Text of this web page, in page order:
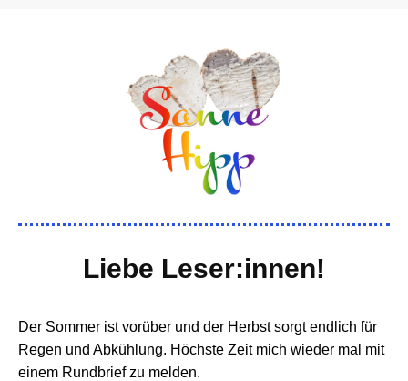
Liebe Leser:innen!
Der Sommer ist vorüber und der Herbst sorgt endlich für
Regen und Abkühlung. Höchste Zeit mich wieder mal mit
einem Rundbrief zu melden.